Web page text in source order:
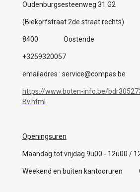
Oudenburgsesteenweg 31 G2
(Biekorfstraat 2de straat rechts)
8400 Oostende
+3259320057
emailadres : service@compas.be
https://www.boten-info.be/
Bv.html
Openingsuren
Maandag tot vrijdag 9u00 - 12u00 /
Weekend en buiten kantooruren